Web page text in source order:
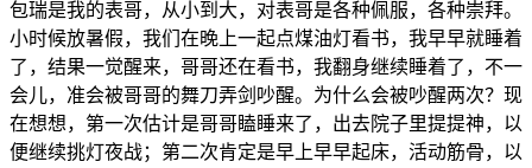
包瑞是我的表哥，从小到大，对表哥是各种佩服，各种崇拜。
小时候放暑假，我们在晚上一起点煤油灯看书，我早早就睡着
了，结果一觉醒来，哥哥还在看书，我翻身继续睡着了，不一
会儿，准会被哥哥的舞刀弄剑吵醒。为什么会被吵醒两次？现
在想想，第一次估计是哥哥瞌睡来了，出去院子里提提神，以
便继续挑灯夜战；第二次肯定是早上早早起床，活动筋骨，以